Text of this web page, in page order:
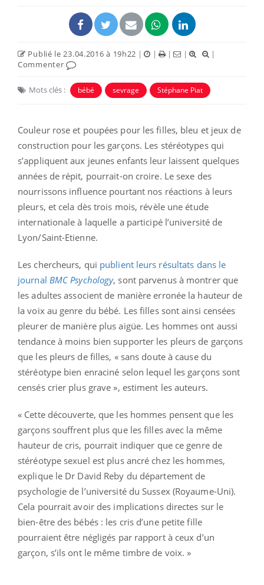
Publié le 23.04.2016 à 19h22 | | | |
|
Commenter
Mots clés : bébé sevrage Stéphane Piat
Couleur rose et poupées pour les filles, bleu et jeux de
construction pour les garçons. Les stéréotypes qui
s’appliquent aux jeunes enfants leur laissent quelques
années de répit, pourrait-on croire. Le sexe des
nourrissons influence pourtant nos réactions à leurs
pleurs, et cela dès trois mois, révèle une étude
internationale à laquelle a participé l’université de
Lyon/Saint-Etienne.
Les chercheurs, qui publient leurs résultats dans le
journal BMC Psychology, sont parvenus à montrer que
les adultes associent de manière erronée la hauteur de
la voix au genre du bébé. Les filles sont ainsi censées
pleurer de manière plus aigüe. Les hommes ont aussi
tendance à moins bien supporter les pleurs de garçons
que les pleurs de filles, « sans doute à cause du
stéréotype bien enraciné selon lequel les garçons sont
censés crier plus grave », estiment les auteurs.
« Cette découverte, que les hommes pensent que les
garçons souffrent plus que les filles avec la même
hauteur de cris, pourrait indiquer que ce genre de
stéréotype sexuel est plus ancré chez les hommes,
explique le Dr David Reby du département de
psychologie de l’université du Sussex (Royaume-Uni).
Cela pourrait avoir des implications directes sur le
bien-être des bébés : les cris d’une petite fille
pourraient être négligés par rapport à ceux d’un
garçon, s’ils ont le même timbre de voix. »